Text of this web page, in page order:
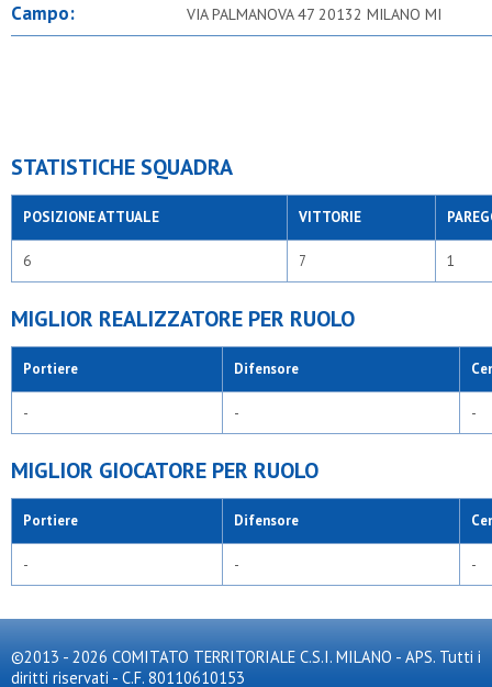
Campo: VIA PALMANOVA 47 20132 MILANO MI
STATISTICHE SQUADRA
POSIZIONE ATTUALE VITTORIE
6 7 1
MIGLIOR REALIZZATORE PER RUOLO
Portiere Difensore
- - -
MIGLIOR GIOCATORE PER RUOLO
Portiere Difensore
- - -
©2013 - 2026 COMITATO TERRITORIALE C.S.I. MILANO - APS. Tutti i
diritti riservati - C.F. 80110610153